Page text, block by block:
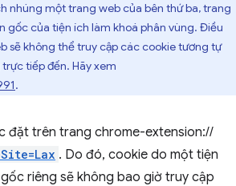
nhúng một trang web của bên thứ ba, trang
gốc của tiện ích làm khoá phân vùng. Điều
sẽ không thể truy cập các cookie tương tự
tiếp đến. Hãy xem
.
đặt trên trang chrome-extension://
. Do đó, cookie do một tiện
riêng sẽ không bao giờ truy cập